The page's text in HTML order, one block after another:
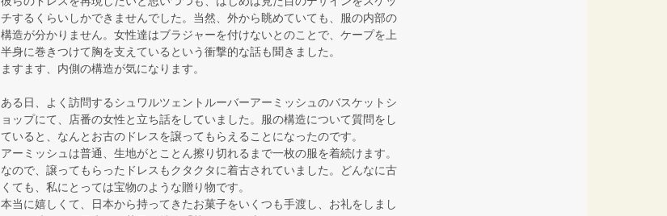
チするくらいしかできませんでした。当然、外から眺めていても、服の内部の
構造が分かりません。女性達はブラジャーを付けないとのことで、ケープを上
半身に巻きつけて胸を支えているという衝撃的な話も聞きました。
ますます、内側の構造が気になります。
ある日、よく訪問するシュワルツェントルーバーアーミッシュのバスケットシ
ョップにて、店番の女性と立ち話をしていました。服の構造について質問をし
ていると、なんとお古のドレスを譲ってもらえることになったのです。
アーミッシュは普通、生地がとことん擦り切れるまで一枚の服を着続けます。
なので、譲ってもらったドレスもクタクタに着古されていました。どんなに古
くても、私にとっては宝物のような贈り物です。
本当に嬉しくて、日本から持ってきたお菓子をいくつも手渡し、お礼をしまし